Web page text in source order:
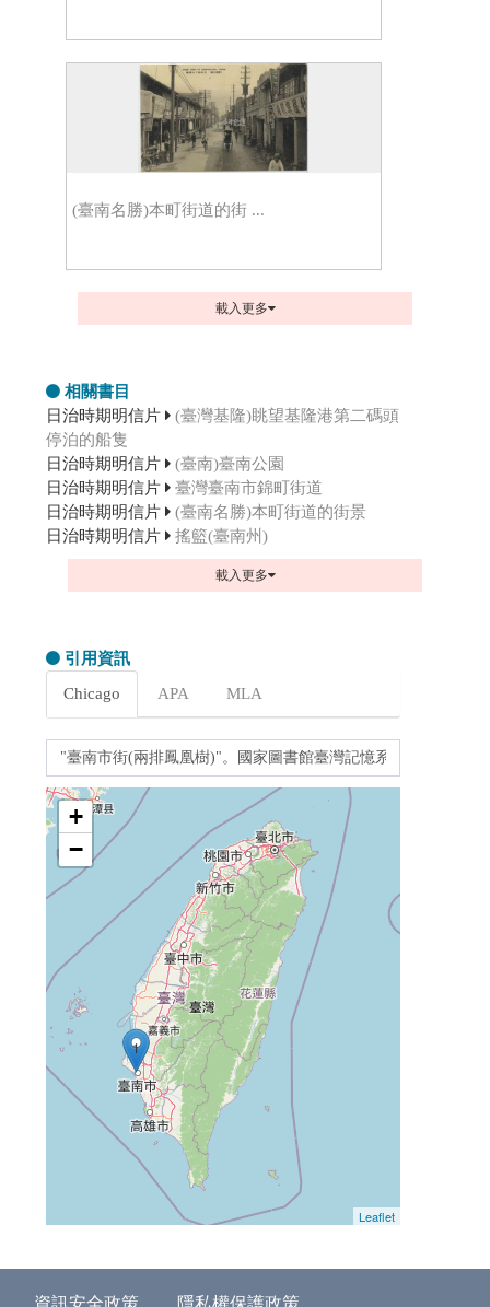
(臺南名勝)本町街道的街 ...
載入更多
相關書目
日治時期明信片 (臺灣基隆)眺望基隆港第二碼頭
停泊的船隻
日治時期明信片 (臺南)臺南公園
日治時期明信片 臺灣臺南市錦町街道
日治時期明信片 (臺南名勝)本町街道的街景
日治時期明信片 搖籃(臺南州)
載入更多
引用資訊
Chicago
APA MLA
1
+
−
Leaflet
資訊安全政策 隱私權保護政策